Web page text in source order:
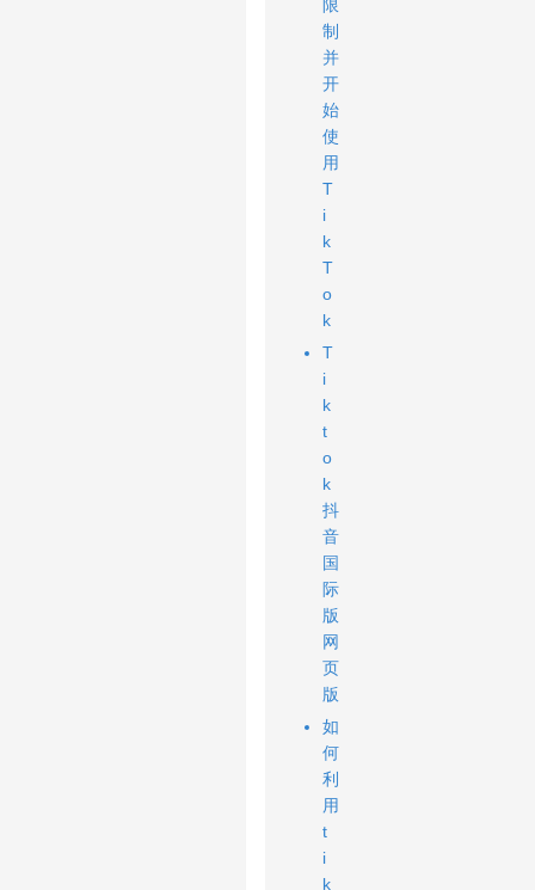
限
制
并
开
始
使
用
T
i
k
T
o
k
T
i
k
t
o
k
抖
音
国
际
版
网
页
版
如
何
利
用
t
i
k